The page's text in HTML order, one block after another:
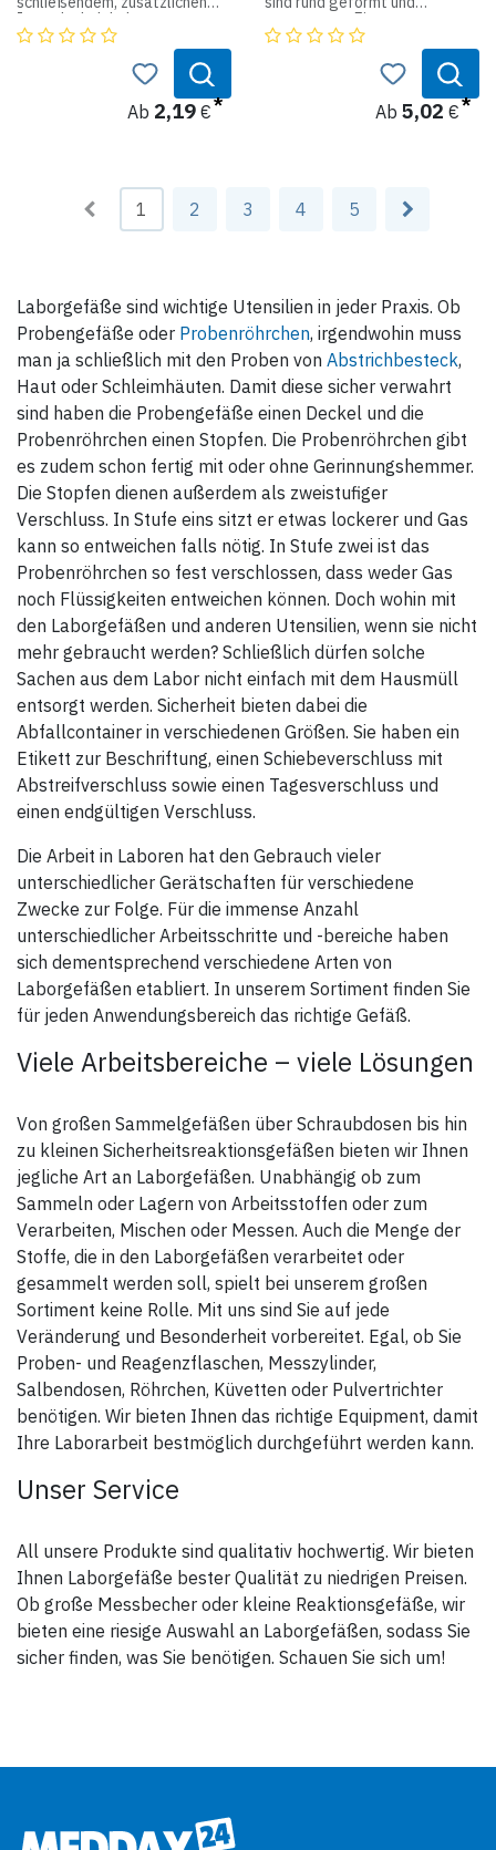
250 ml = Ø 45 mm /
Graduierung 50 ml / H:265mm /
Unterteilung 10 ml
500 ml = Ø 55 mm /
Graduierung 100 ml / H:300mm
/ Unterteilung 10 ml
2000 ml = Ø 90 mm /
Graduierung 400 ml / H:370mm
Material: PMP
Innendeckelckel.
Ab 2,19€
transparent. Ein
Schraubverschluss am
Flaschenhals ermöglicht eine
schnelle Auswechslung der
gewählten Flüssigkeiten und
verschließt trotzdem sehr
dicht. Durch den engen Hals
Produktdaten:
Ab 5,02 €
1 2 3 4 5
Laborgefäße sind wichtige Utensilien in jeder Praxis. Ob
Probengefäße oder Probenröhrchen, irgendwohin muss
man ja schließlich mit den Proben von Abstrichbesteck,
Haut oder Schleimhäuten. Damit diese sicher verwahrt
sind haben die Probengefäße einen Deckel und die
Probenröhrchen einen Stopfen. Die Probenröhrchen gibt
es zudem schon fertig mit oder ohne Gerinnungshemmer.
Die Stopfen dienen außerdem als zweistufiger
Verschluss. In Stufe eins sitzt er etwas lockerer und Gas
kann so entweichen falls nötig. In Stufe zwei ist das
Probenröhrchen so fest verschlossen, dass weder Gas
noch Flüssigkeiten entweichen können. Doch wohin mit
den Laborgefäßen und anderen Utensilien, wenn sie nicht
mehr gebraucht werden? Schließlich dürfen solche
Sachen aus dem Labor nicht einfach mit dem Hausmüll
entsorgt werden. Sicherheit bieten dabei die
Abfallcontainer in verschiedenen Größen. Sie haben ein
Etikett zur Beschriftung, einen Schiebeverschluss mit
Abstreifverschluss sowie einen Tagesverschluss und
einen endgültigen Verschluss.
Die Arbeit in Laboren hat den Gebrauch vieler
unterschiedlicher Gerätschaften für verschiedene
Zwecke zur Folge. Für die immense Anzahl
unterschiedlicher Arbeitsschritte und -bereiche haben
sich dementsprechend verschiedene Arten von
Laborgefäßen etabliert. In unserem Sortiment finden Sie
für jeden Anwendungsbereich das richtige Gefäß.
Viele Arbeitsbereiche – viele Lösungen
Von großen Sammelgefäßen über Schraubdosen bis hin
zu kleinen Sicherheitsreaktionsgefäßen bieten wir Ihnen
jegliche Art an Laborgefäßen. Unabhängig ob zum
Sammeln oder Lagern von Arbeitsstoffen oder zum
Verarbeiten, Mischen oder Messen. Auch die Menge der
Stoffe, die in den Laborgefäßen verarbeitet oder
gesammelt werden soll, spielt bei unserem großen
Sortiment keine Rolle. Mit uns sind Sie auf jede
Veränderung und Besonderheit vorbereitet. Egal, ob Sie
Proben- und Reagenzflaschen, Messzylinder,
Salbendosen, Röhrchen, Küvetten oder Pulvertrichter
benötigen. Wir bieten Ihnen das richtige Equipment, damit
Ihre Laborarbeit bestmöglich durchgeführt werden kann.
Unser Service
All unsere Produkte sind qualitativ hochwertig. Wir bieten
Ihnen Laborgefäße bester Qualität zu niedrigen Preisen.
Ob große Messbecher oder kleine Reaktionsgefäße, wir
bieten eine riesige Auswahl an Laborgefäßen, sodass Sie
sicher finden, was Sie benötigen. Schauen Sie sich um!